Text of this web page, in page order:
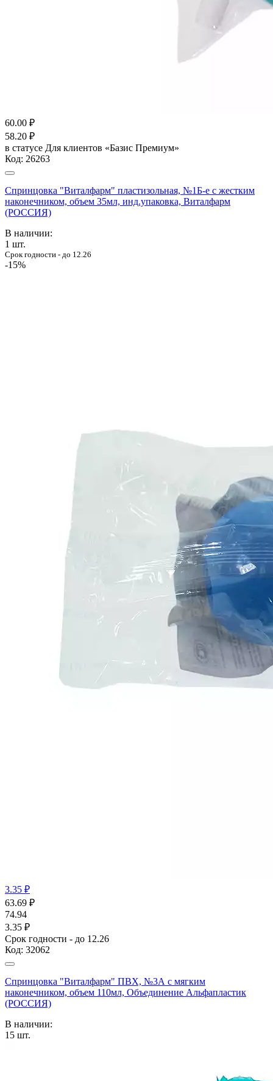
60.00 ₽
58.20 ₽
в статусе Для клиентов «Базис Премиум»
Код: 26263
Спринцовка "Виталфарм" пластизольная, №1Б-е с жестким
наконечником, объем 35мл, инд.упаковка, Виталфарм
(РОССИЯ)
В наличии:
1 шт.
Срок годности - до 12.26
-15%
3.35 ₽
63.69 ₽
74.94
3.35 ₽
Срок годности - до 12.26
Код: 32062
Спринцовка "Виталфарм" ПВХ, №3А с мягким
наконечником, объем 110мл, Объединение Альфапластик
(РОССИЯ)
В наличии:
15 шт.